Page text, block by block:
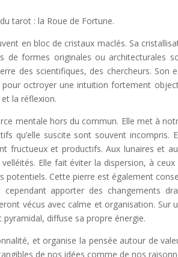
tarot : la Roue de Fortune.
en bloc de cristaux maclés. Sa
de formes originales ou architecturales
des scientifiques, des chercheurs.
pour octroyer une intuition fortement
la réflexion.
mentale hors du commun. Elle met à
qu’elle suscite sont souvent
fructueux et productifs. Aux lunaires et
Elle fait éviter la dispersion, à
potentiels. Cette pierre est également
apporter des changements
vécus avec calme et organisation. Sur
diffuse sa propre énergie.
et organise la pensée autour de
de nos idées comme de nos